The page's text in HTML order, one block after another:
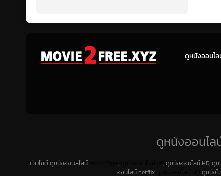
ดูหนังออนไ
ดูหนังออนไล
เว็บไซต์ ดูหนังออนลไลน์ ,
, ดูหนังออนไลน์ HD, ดู
ออนไลน์ netflix
ดูหนังไ